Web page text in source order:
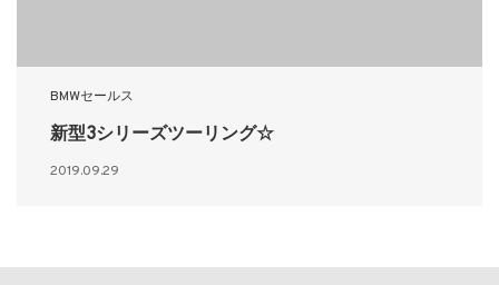
BMWセールス
新型3シリーズツーリング☆
2019.09.29